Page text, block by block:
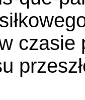
czasie